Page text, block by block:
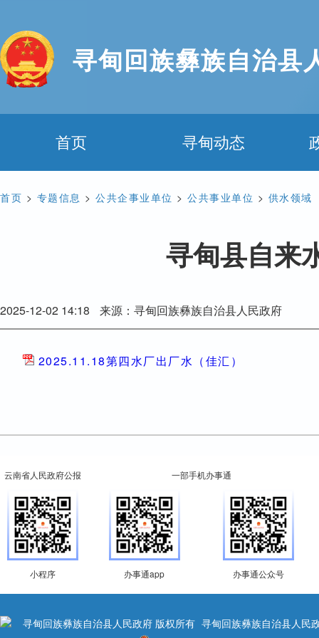
寻甸回族彝族自治县
首页 寻甸动态
首页 > 专题信息 > 公共企事业单位 > 公共事业单位 > 供水领域
寻甸县自来
2025-12-02 14:18 来源：寻甸回族彝族自治县人民政府
2025.11.18第四水厂出厂水（佳汇）
云南省人民政府公报
小程序
一部手机办事通
办事通app 办事通公众号
寻甸回族彝族自治县人民政府 版权所有 寻甸回族彝族自治县人民